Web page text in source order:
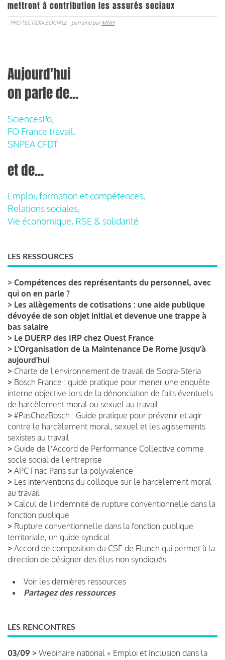
mettront à contribution les assurés sociaux
PROTECTION SOCIALE parrainé parMNH
Aujourd'hui
on parle de...
SciencesPo,
FO France travail,
SNPEA CFDT
et de...
Emploi, formation et compétences,
Relations sociales,
Vie économique, RSE & solidarité
LES RESSOURCES
> Compétences des représentants du personnel, avec
qui on en parle ?
> Les allègements de cotisations : une aide publique
dévoyée de son objet initial et devenue une trappe à
bas salaire
> Le DUERP des IRP chez Ouest France
> L’Organisation de la Maintenance De Rome jusqu’à
aujourd’hui
> Charte de l'environnement de travail de Sopra-Steria
> Bosch France : guide pratique pour mener une enquête
interne objective lors de la dénonciation de faits éventuels
de harcèlement moral ou sexuel au travail
> #PasChezBosch : Guide pratique pour prévenir et agir
contre le harcèlement moral, sexuel et les agissements
sexistes au travail
> Guide de lʼAccord de Performance Collective comme
socle social de l'entreprise
> APC Fnac Paris sur la polyvalence
> Les interventions du colloque sur le harcèlement moral
au travail
> Calcul de l'indemnité de rupture conventionnelle dans la
fonction publique
> Rupture conventionnelle dans la fonction publique
territoriale, un guide syndical
> Accord de composition du CSE de Flunch qui permet à la
direction de désigner des élus non syndiqués
Voir les dernières ressources
Partagez des ressources
LES RENCONTRES
03/09 > Webinaire national « Emploi et Inclusion dans la